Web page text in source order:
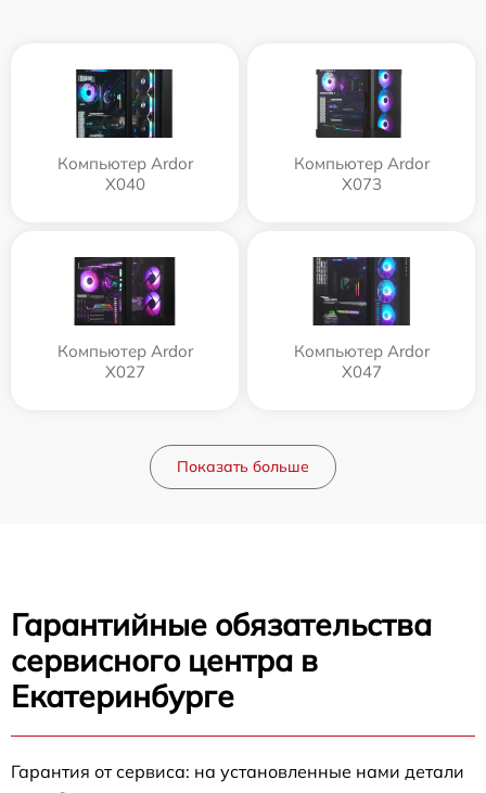
Компьютер Ardor
X040
Компьютер Ardor
X073
Компьютер Ardor
X027
Компьютер Ardor
X047
Показать больше
Гарантийные обязательства
сервисного центра в
Екатеринбурге
Гарантия от сервиса: на установленные нами детали